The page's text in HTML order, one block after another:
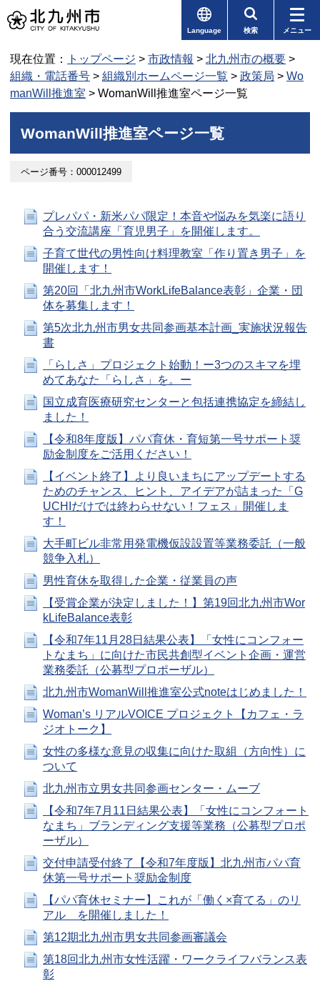
Language 検索 メニュー
現在位置： トップページ > 市政情報 > 北九州市の概要 >
組織・電話番号 > 組織別ホームページ一覧 > 政策局 > Wo
manWill推進室 > WomanWill推進室ページ一覧
WomanWill推進室ページ一覧
ページ番号：000012499
プレパパ・新米パパ限定！本音や悩みを気楽に語り
合う交流講座「育児男子」を開催します。
子育て世代の男性向け料理教室「作り置き男子」を
開催します！
第20回「北九州市WorkLifeBalance表彰」企業・団
体を募集します！
第5次北九州市男女共同参画基本計画_実施状況報告
書
「らしさ」プロジェクト始動！ー3つのスキマを埋
めてあなた「らしさ」を。ー
国立成育医療研究センターと包括連携協定を締結し
ました！
【令和8年度版】パパ育休・育短第一号サポート奨
励金制度をご活用ください！
【イベント終了】より良いまちにアップデートする
ためのチャンス、ヒント、アイデアが詰まった「G
UCHIだけでは終わらせない！フェス」開催しま
す！
大手町ビル非常用発電機仮設設置等業務委託（一般
競争入札）
男性育休を取得した企業・従業員の声
【受賞企業が決定しました！】第19回北九州市Wor
kLifeBalance表彰
【令和7年11月28日結果公表】「女性にコンフォー
トなまち」に向けた市民共創型イベント企画・運営
業務委託（公募型プロポーザル）
北九州市WomanWill推進室公式noteはじめました！
Woman’s リアルVOICE プロジェクト【カフェ・ラ
ジオトーク】
女性の多様な意見の収集に向けた取組（方向性）に
ついて
北九州市立男女共同参画センター・ムーブ
【令和7年7月11日結果公表】「女性にコンフォート
なまち」ブランディング支援等業務（公募型プロポ
ーザル）
交付申請受付終了【令和7年度版】北九州市パパ育
休第一号サポート奨励金制度
【パパ育休セミナー】これが「働く×育てる」のリ
アル を開催しました！
第12期北九州市男女共同参画審議会
第18回北九州市女性活躍・ワークライフバランス表
彰